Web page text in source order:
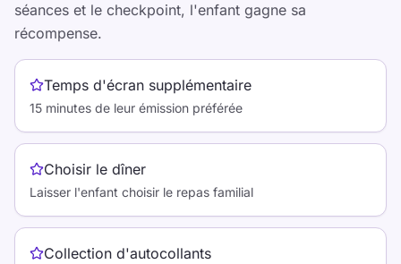
séances et le checkpoint, l'enfant gagne sa
récompense.
Temps d'écran supplémentaire
15 minutes de leur émission préférée
Choisir le dîner
Laisser l'enfant choisir le repas familial
Collection d'autocollants